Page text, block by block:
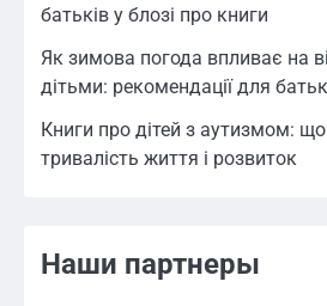
батьків у блозі про книги
Як зимова погода впливає на
дітьми: рекомендації для
Книги про дітей з аутизмом:
тривалість життя і розвиток
Наши партнеры